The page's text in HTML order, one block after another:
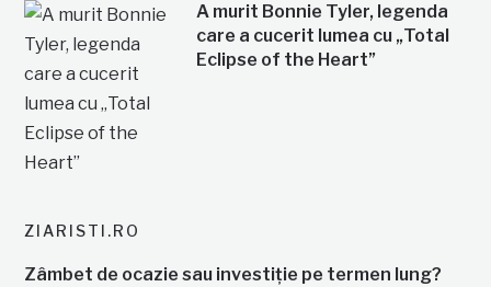
A murit Bonnie Tyler, legenda
care a cucerit lumea cu „Total
Eclipse of the Heart”
ZIARISTI.RO
Zâmbet de ocazie sau investiție pe termen lung?